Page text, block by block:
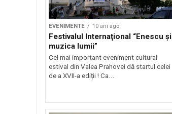
EVENIMENTE 10 ani ago
Festivalul Internaţional “Enescu şi
muzica lumii”
Cel mai important eveniment cultural
estival din Valea Prahovei dă startul celei
de a XVII-a ediții ! Ca...